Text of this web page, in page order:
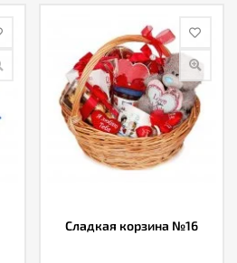
Сладкая корзина №16